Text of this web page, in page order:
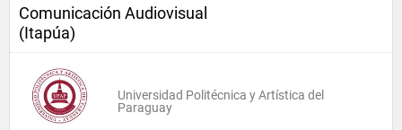
Comunicación Audiovisual
(Itapúa)
Universidad Politécnica y Artística del
Paraguay